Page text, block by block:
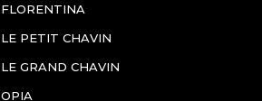
FLORENTINA
LE PETIT CHAVIN
LE GRAND CHAVIN
OPIA